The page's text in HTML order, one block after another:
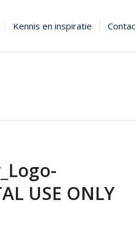
Kennis en inspiratie
USE ONLY